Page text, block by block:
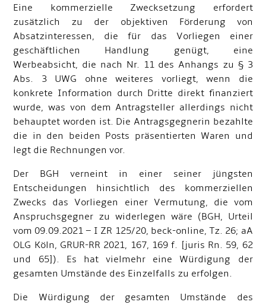
Eine kommerzielle Zwecksetzung erfordert
zusätzlich zu der objektiven Förderung von
Absatzinteressen, die für das Vorliegen einer
geschäftlichen Handlung genügt, eine
Werbeabsicht, die nach Nr. 11 des Anhangs zu § 3
Abs. 3 UWG ohne weiteres vorliegt, wenn die
konkrete Information durch Dritte direkt finanziert
wurde, was von dem Antragsteller allerdings nicht
behauptet worden ist. Die Antragsgegnerin bezahlte
die in den beiden Posts präsentierten Waren und
legt die Rechnungen vor.
Der BGH verneint in einer seiner jüngsten
Entscheidungen hinsichtlich des kommerziellen
Zwecks das Vorliegen einer Vermutung, die vom
Anspruchsgegner zu widerlegen wäre (BGH, Urteil
vom 09.09.2021 – I ZR 125/20, beck-online, Tz. 26; aA
OLG Köln, GRUR-RR 2021, 167, 169 f. [juris Rn. 59, 62
und 65]). Es hat vielmehr eine Würdigung der
gesamten Umstände des Einzelfalls zu erfolgen.
Die Würdigung der gesamten Umstände des